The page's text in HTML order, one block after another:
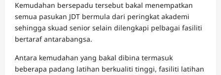
Kemudahan bersepadu tersebut bakal menempatkan
semua pasukan JDT bermula dari peringkat akademi
sehingga skuad senior selain dilengkapi pelbagai fasiliti
bertaraf antarabangsa.
Antara kemudahan yang bakal dibina termasuk
beberapa padang latihan berkualiti tinggi, fasiliti latihan